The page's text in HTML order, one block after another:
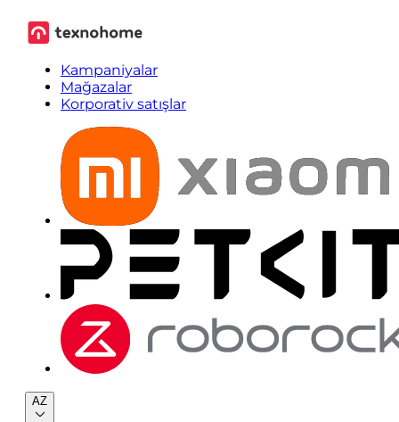
Kampaniyalar
Mağazalar
Korporativ satışlar
AZ